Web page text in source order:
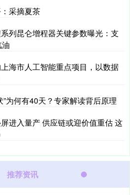
采摘夏茶
列昆仑增程器关键参数曝光：支
海市人工智能重点项目，以数据
为何有40天？专家解读背后原理
进入量产 供应链或迎价值重估 这
推荐资讯